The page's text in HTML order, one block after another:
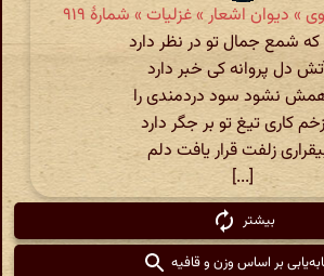
دیوان اشعار » غزلیات » شمارهٔ ۹۱۹
شمع جمال تو در نظر دارد
دل پروانه کی خبر دارد
نشود سود دردمندی را
کاری تیغ تو بر جگر دارد
زلفت قرار یافت دلم
[...]
بیشتر
بر اساس وزن و قافیه